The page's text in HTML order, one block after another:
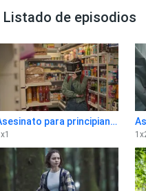
Listado de episodios
Asesinato para principiantes 1x1
x1 1 x